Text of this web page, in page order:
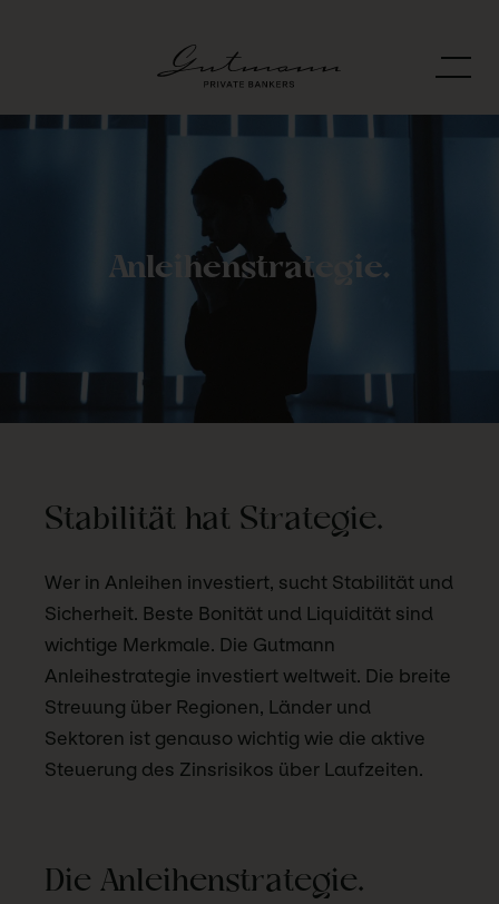
Anleihenstrategie.
Stabilität hat Strategie.
Wer in Anleihen investiert, sucht Stabilität und
Sicherheit. Beste Bonität und Liquidität sind
wichtige Merkmale. Die Gutmann
Anleihestrategie investiert weltweit. Die breite
Streuung über Regionen, Länder und
Sektoren ist genauso wichtig wie die aktive
Steuerung des Zinsrisikos über Laufzeiten.
Die Anleihenstrategie.